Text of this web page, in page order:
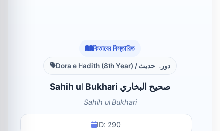
কিতাবের বিস্তারিত
Dora e Hadith (8th Year) / دورہ حدیث
Sahih ul Bukhari صحيح البخاري
Sahih ul Bukhari
ID: 290